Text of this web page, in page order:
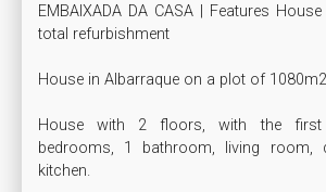
EMBAIXADA DA CASA | Features
total refurbishment
House in Albarraque on a plot of
House with 2 floors, with the
bedrooms, 1 bathroom, living room,
kitchen.